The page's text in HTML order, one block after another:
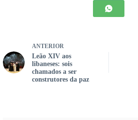
ANTERIOR
Leão XIV aos
libaneses: sois
chamados a ser
construtores da paz